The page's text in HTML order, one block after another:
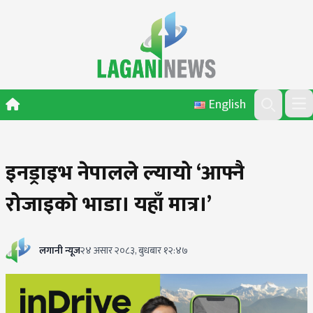
English
Search
इनड्राइभ नेपालले ल्यायो ‘आफ्नै
रोजाइको भाडा। यहाँ मात्र।’
लगानी न्यूज२४ असार २०८३, बुधबार १२:४७